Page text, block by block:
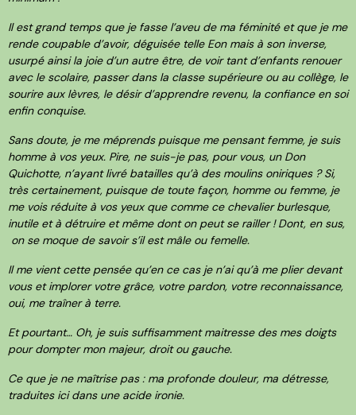
Il est grand temps que je fasse l’aveu de ma féminité et que je me
rende coupable d’avoir, déguisée telle Eon mais à son inverse,
usurpé ainsi la joie d’un autre être, de voir tant d’enfants renouer
avec le scolaire, passer dans la classe supérieure ou au collège, le
sourire aux lèvres, le désir d’apprendre revenu, la confiance en soi
enfin conquise.
Sans doute, je me méprends puisque me pensant femme, je suis
homme à vos yeux. Pire, ne suis-je pas, pour vous, un Don
Quichotte, n’ayant livré batailles qu’à des moulins oniriques ? Si,
très certainement, puisque de toute façon, homme ou femme, je
me vois réduite à vos yeux que comme ce chevalier burlesque,
inutile et à détruire et même dont on peut se railler ! Dont, en sus,
on se moque de savoir s’il est mâle ou femelle.
Il me vient cette pensée qu’en ce cas je n’ai qu’à me plier devant
vous et implorer votre grâce, votre pardon, votre reconnaissance,
oui, me traîner à terre.
Et pourtant… Oh, je suis suffisamment maitresse des mes doigts
pour dompter mon majeur, droit ou gauche.
Ce que je ne maîtrise pas : ma profonde douleur, ma détresse,
traduites ici dans une acide ironie.